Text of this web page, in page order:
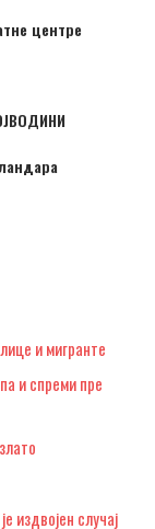
центре
и мигранте
и спреми пре
издвојен случај